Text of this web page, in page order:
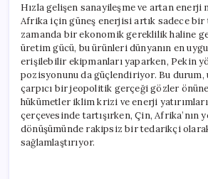
Hızla gelişen sanayileşme ve artan enerji
Afrika için güneş enerjisi artık sadece bir
zamanda bir ekonomik gereklilik haline
üretim gücü, bu ürünleri dünyanın en
erişilebilir ekipmanları yaparken, Pekin
pozisyonunu da güçlendiriyor. Bu durum,
çarpıcı bir jeopolitik gerçeği gözler
hükümetler iklim krizi ve enerji
çerçevesinde tartışırken, Çin, Afrika’nın
dönüşümünde rakipsiz bir tedarikçi
sağlamlaştırıyor.